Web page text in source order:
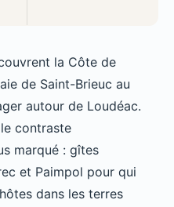
la Côte de
de Saint-Brieuc au
autour de Loudéac.
contraste
marqué : gîtes
et Paimpol pour qui
dans les terres